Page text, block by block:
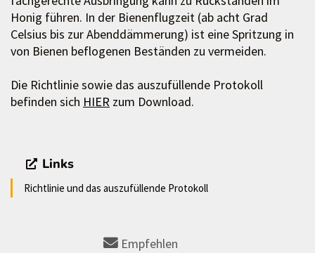
Honig führen. In der Bienenflugzeit (ab acht Grad
Celsius bis zur Abenddämmerung) ist eine Spritzung in
von Bienen beflogenen Beständen zu vermeiden.
Die Richtlinie sowie das auszufüllende Protokoll
befinden sich HIER zum Download.
Links
Richtlinie und das auszufüllende Protokoll
Empfehlen